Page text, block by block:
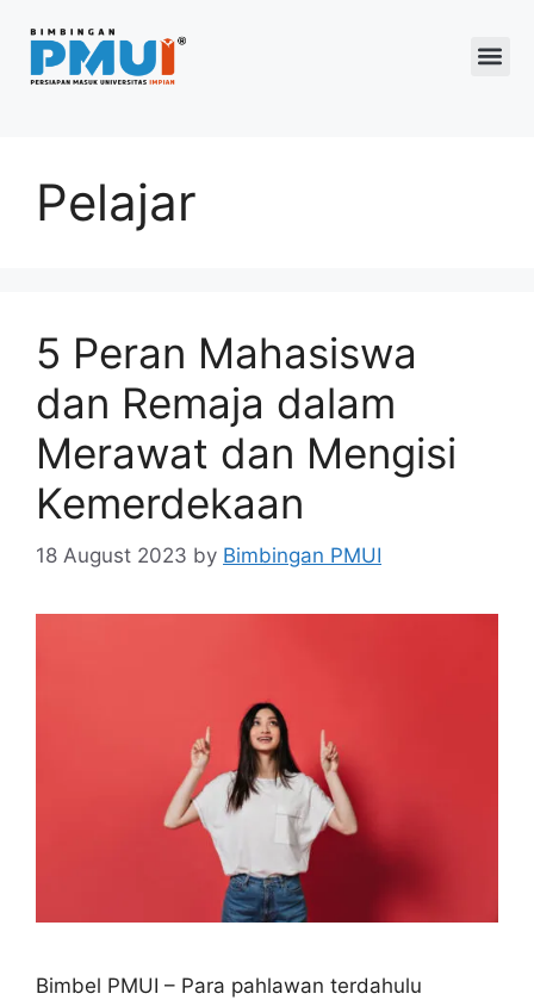
Pelajar
5 Peran Mahasiswa
dan Remaja dalam
Merawat dan Mengisi
Kemerdekaan
18 August 2023 by Bimbingan PMUI
Bimbel PMUI – Para pahlawan terdahulu